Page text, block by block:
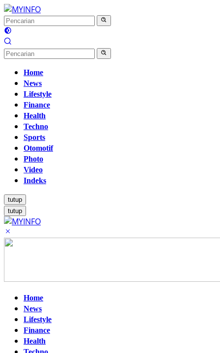
Langsung
ke
konten
Home
News
Lifestyle
Finance
Health
Techno
Sports
Otomotif
Photo
Video
Indeks
tutup
tutup
Home
News
Lifestyle
Finance
Health